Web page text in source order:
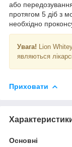
або
протягом 5 діб з
необхідно
Увага! Lion
являються
Приховати
Основні